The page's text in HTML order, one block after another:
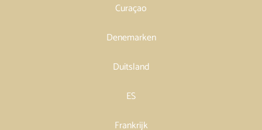
Curaçao
Denemarken
Duitsland
ES
Frankrijk